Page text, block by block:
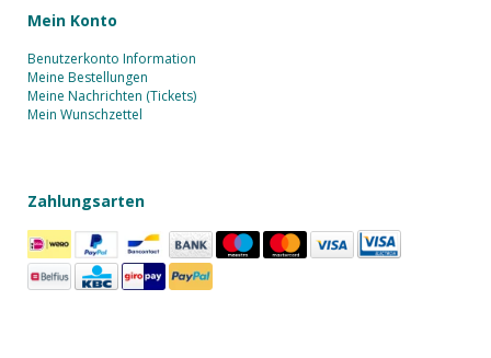
Mein Konto
Benutzerkonto Information
Meine Bestellungen
Meine Nachrichten (Tickets)
Mein Wunschzettel
Zahlungsarten